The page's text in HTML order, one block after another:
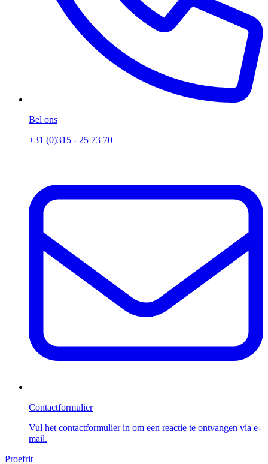
Bel ons
+31 (0)315 - 25 73 70
Contactformulier
Vul het contactformulier in om een reactie te ontvangen via e-
mail.
Proefrit